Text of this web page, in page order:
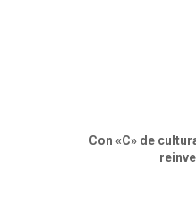
Con «C» de